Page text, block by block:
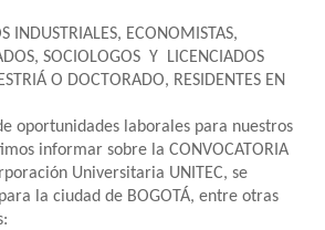
INDUSTRIALES, ECONOMISTAS,
SOCIOLOGOS Y
LICENCIADOS
O DOCTORADO, RESIDENTES EN
oportunidades laborales para nuestros
informar sobre la CONVOCATORIA
Universitaria UNITEC, se
la ciudad de BOGOTÁ, entre otras